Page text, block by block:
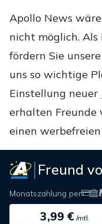
Apollo News
nicht möglich. Als
fördern Sie
uns so wichtige
Einstellung neuer
erhalten Freunde
einen
Freund
Monatszahlung per
3,99 €/mtl.